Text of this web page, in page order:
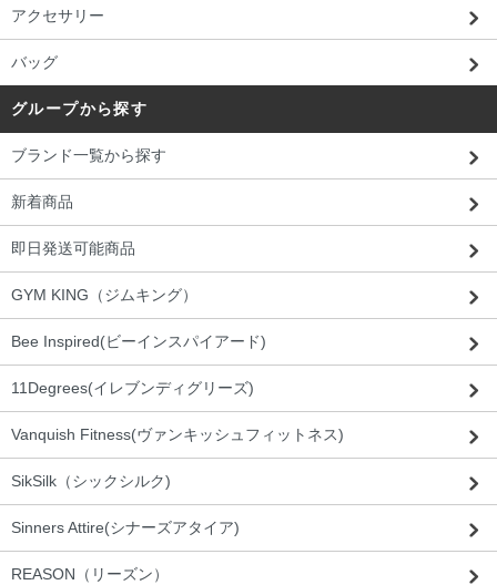
アクセサリー
バッグ
グループから探す
ブランド一覧から探す
新着商品
即日発送可能商品
GYM KING（ジムキング）
Bee Inspired(ビーインスパイアード)
11Degrees(イレブンディグリーズ)
Vanquish Fitness(ヴァンキッシュフィットネス)
SikSilk（シックシルク)
Sinners Attire(シナーズアタイア)
REASON（リーズン）